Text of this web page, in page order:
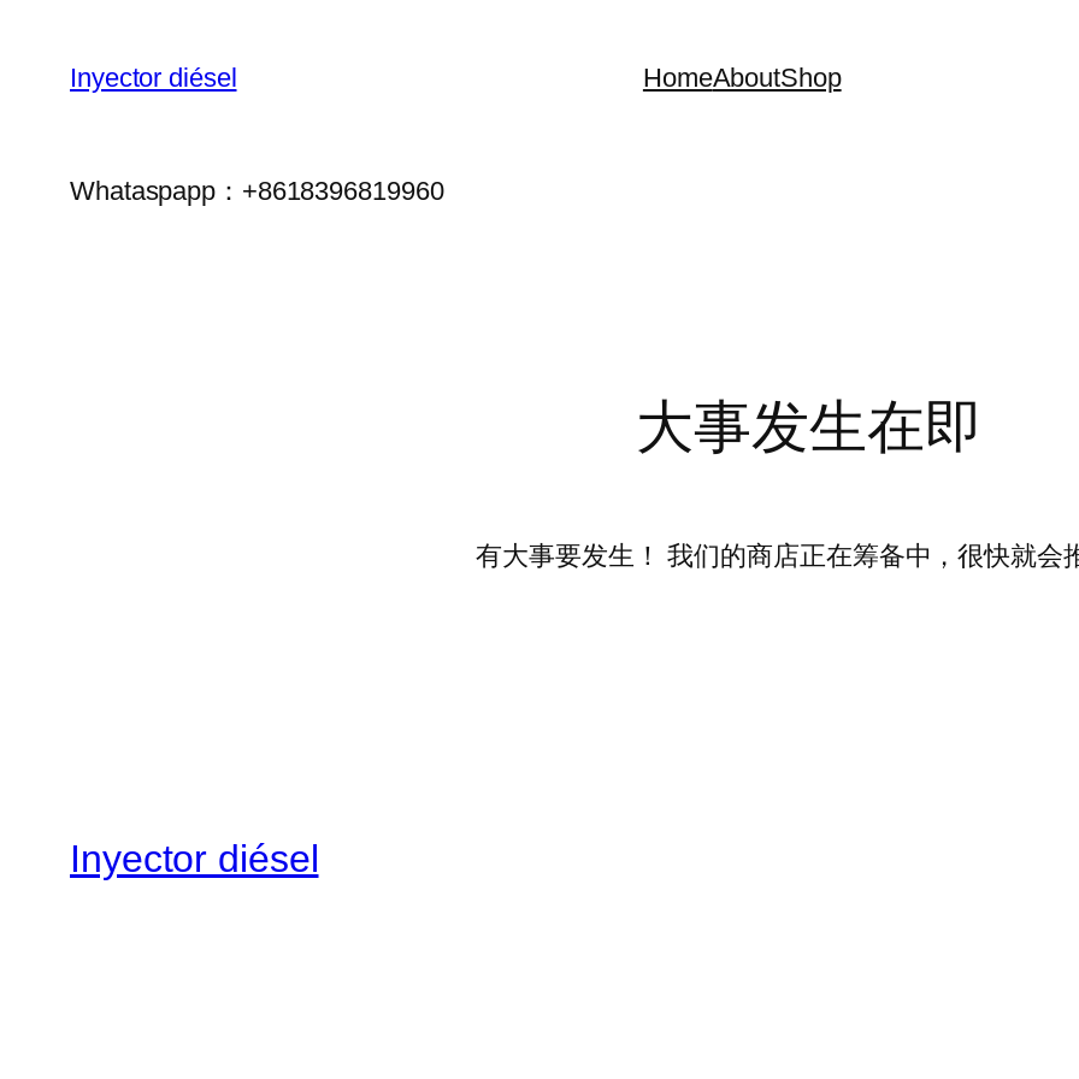
Inyector diésel HomeAboutShop
Whataspapp：+8618396819960
大事发生在即
有大事要发生！ 我们的商店正在筹备中，很快就会
Inyector diésel